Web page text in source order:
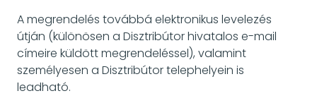
A megrendelés továbbá elektronikus levelezés
útján (különösen a Disztribútor hivatalos e-mail
címeire küldött megrendeléssel), valamint
személyesen a Disztribútor telephelyein is
leadható.